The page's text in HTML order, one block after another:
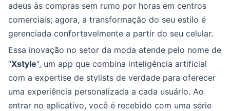
adeus às compras sem rumo por horas em centros
comerciais; agora, a transformação do seu estilo é
gerenciada confortavelmente a partir do seu celular.
Essa inovação no setor da moda atende pelo nome de
“Xstyle“, um app que combina inteligência artificial
com a expertise de stylists de verdade para oferecer
uma experiência personalizada a cada usuário. Ao
entrar no aplicativo, você é recebido com uma série